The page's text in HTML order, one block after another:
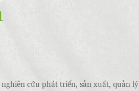
cứu phát triển, sản xuất, quản lý